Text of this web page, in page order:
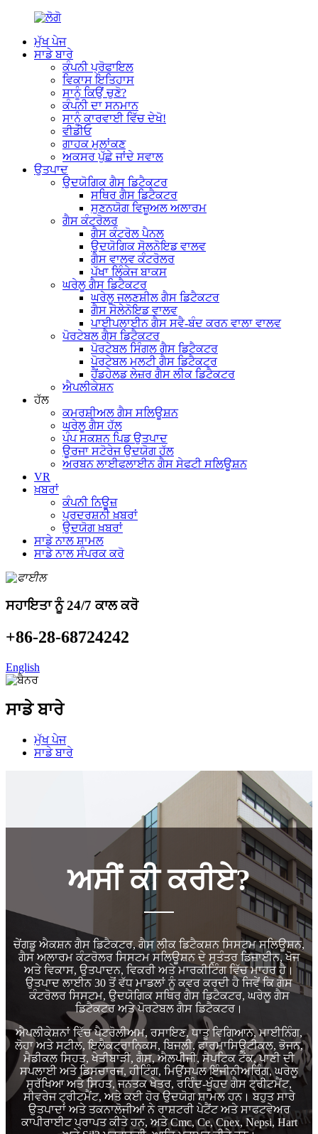
ਮੁੱਖ ਪੇਜ
ਸਾਡੇ ਬਾਰੇ
ਕੰਪਨੀ ਪ੍ਰੋਫਾਇਲ
ਵਿਕਾਸ ਇਤਿਹਾਸ
ਸਾਨੂੰ ਕਿਉਂ ਚੁਣੋ?
ਕੰਪਨੀ ਦਾ ਸਨਮਾਨ
ਸਾਨੂੰ ਕਾਰਵਾਈ ਵਿੱਚ ਦੇਖੋ!
ਵੀਡੀਓ
ਗਾਹਕ ਮੁਲਾਂਕਣ
ਅਕਸਰ ਪੁੱਛੇ ਜਾਂਦੇ ਸਵਾਲ
ਉਤਪਾਦ
ਉਦਯੋਗਿਕ ਗੈਸ ਡਿਟੈਕਟਰ
ਸਥਿਰ ਗੈਸ ਡਿਟੈਕਟਰ
ਸੁਣਨਯੋਗ ਵਿਜ਼ੂਅਲ ਅਲਾਰਮ
ਗੈਸ ਕੰਟਰੋਲਰ
ਗੈਸ ਕੰਟਰੋਲ ਪੈਨਲ
ਉਦਯੋਗਿਕ ਸੋਲਨੋਇਡ ਵਾਲਵ
ਗੈਸ ਵਾਲਵ ਕੰਟਰੋਲਰ
ਪੱਖਾ ਲਿੰਕੇਜ ਬਾਕਸ
ਘਰੇਲੂ ਗੈਸ ਡਿਟੈਕਟਰ
ਘਰੇਲੂ ਜਲਣਸ਼ੀਲ ਗੈਸ ਡਿਟੈਕਟਰ
ਗੈਸ ਸੋਲੇਨੋਇਡ ਵਾਲਵ
ਪਾਈਪਲਾਈਨ ਗੈਸ ਸਵੈ-ਬੰਦ ਕਰਨ ਵਾਲਾ ਵਾਲਵ
ਪੋਰਟੇਬਲ ਗੈਸ ਡਿਟੈਕਟਰ
ਪੋਰਟੇਬਲ ਸਿੰਗਲ ਗੈਸ ਡਿਟੈਕਟਰ
ਪੋਰਟੇਬਲ ਮਲਟੀ ਗੈਸ ਡਿਟੈਕਟਰ
ਹੈਂਡਹੇਲਡ ਲੇਜ਼ਰ ਗੈਸ ਲੀਕ ਡਿਟੈਕਟਰ
ਐਪਲੀਕੇਸ਼ਨ
ਹੱਲ
ਕਮਰਸ਼ੀਅਲ ਗੈਸ ਸਲਿਊਸ਼ਨ
ਘਰੇਲੂ ਗੈਸ ਹੱਲ
ਪੰਪ ਸਕਸ਼ਨ ਪਿਡ ਉਤਪਾਦ
ਊਰਜਾ ਸਟੋਰੇਜ ਉਦਯੋਗ ਹੱਲ
ਅਰਬਨ ਲਾਈਫਲਾਈਨ ਗੈਸ ਸੇਫਟੀ ਸਲਿਊਸ਼ਨ
VR
ਖ਼ਬਰਾਂ
ਕੰਪਨੀ ਨਿਊਜ਼
ਪ੍ਰਦਰਸ਼ਨੀ ਖ਼ਬਰਾਂ
ਉਦਯੋਗ ਖ਼ਬਰਾਂ
ਸਾਡੇ ਨਾਲ ਸ਼ਾਮਲ
ਸਾਡੇ ਨਾਲ ਸੰਪਰਕ ਕਰੋ
ਸਹਾਇਤਾ ਨੂੰ 24/7 ਕਾਲ ਕਰੋ
+86-28-68724242
English
ਸਾਡੇ ਬਾਰੇ
ਮੁੱਖ ਪੇਜ
ਸਾਡੇ ਬਾਰੇ
ਅਸੀਂ ਕੀ ਕਰੀਏ?
ਚੇਂਗਡੂ ਐਕਸ਼ਨ ਗੈਸ ਡਿਟੈਕਟਰ, ਗੈਸ ਲੀਕ ਡਿਟੈਕਸ਼ਨ ਸਿਸਟਮ ਸਲਿਊਸ਼ਨ,
ਗੈਸ ਅਲਾਰਮ ਕੰਟਰੋਲਰ ਸਿਸਟਮ ਸਲਿਊਸ਼ਨ ਦੇ ਸੁਤੰਤਰ ਡਿਜ਼ਾਈਨ, ਖੋਜ
ਅਤੇ ਵਿਕਾਸ, ਉਤਪਾਦਨ, ਵਿਕਰੀ ਅਤੇ ਮਾਰਕੀਟਿੰਗ ਵਿੱਚ ਮਾਹਰ ਹੈ।
ਉਤਪਾਦ ਲਾਈਨ 30 ਤੋਂ ਵੱਧ ਮਾਡਲਾਂ ਨੂੰ ਕਵਰ ਕਰਦੀ ਹੈ ਜਿਵੇਂ ਕਿ ਗੈਸ
ਕੰਟਰੋਲਰ ਸਿਸਟਮ, ਉਦਯੋਗਿਕ ਸਥਿਰ ਗੈਸ ਡਿਟੈਕਟਰ, ਘਰੇਲੂ ਗੈਸ
ਡਿਟੈਕਟਰ ਅਤੇ ਪੋਰਟੇਬਲ ਗੈਸ ਡਿਟੈਕਟਰ।
ਐਪਲੀਕੇਸ਼ਨਾਂ ਵਿੱਚ ਪੈਟਰੋਲੀਅਮ, ਰਸਾਇਣ, ਧਾਤੂ ਵਿਗਿਆਨ, ਮਾਈਨਿੰਗ,
ਲੋਹਾ ਅਤੇ ਸਟੀਲ, ਇਲੈਕਟ੍ਰਾਨਿਕਸ, ਬਿਜਲੀ, ਫਾਰਮਾਸਿਊਟੀਕਲ, ਭੋਜਨ,
ਮੈਡੀਕਲ ਸਿਹਤ, ਖੇਤੀਬਾੜੀ, ਗੈਸ, ਐਲਪੀਜੀ, ਸੈਪਟਿਕ ਟੈਂਕ, ਪਾਣੀ ਦੀ
ਸਪਲਾਈ ਅਤੇ ਡਿਸਚਾਰਜ, ਹੀਟਿੰਗ, ਮਿਉਂਸਪਲ ਇੰਜੀਨੀਅਰਿੰਗ, ਘਰੇਲੂ
ਸੁਰੱਖਿਆ ਅਤੇ ਸਿਹਤ, ਜਨਤਕ ਖੇਤਰ, ਰਹਿੰਦ-ਖੂੰਹਦ ਗੈਸ ਟ੍ਰੀਟਮੈਂਟ,
ਸੀਵਰੇਜ ਟ੍ਰੀਟਮੈਂਟ, ਅਤੇ ਕਈ ਹੋਰ ਉਦਯੋਗ ਸ਼ਾਮਲ ਹਨ। ਬਹੁਤ ਸਾਰੇ
ਉਤਪਾਦਾਂ ਅਤੇ ਤਕਨਾਲੋਜੀਆਂ ਨੇ ਰਾਸ਼ਟਰੀ ਪੇਟੈਂਟ ਅਤੇ ਸਾਫਟਵੇਅਰ
ਕਾਪੀਰਾਈਟ ਪ੍ਰਾਪਤ ਕੀਤੇ ਹਨ, ਅਤੇ Cmc, Ce, Cnex, Nepsi, Hart